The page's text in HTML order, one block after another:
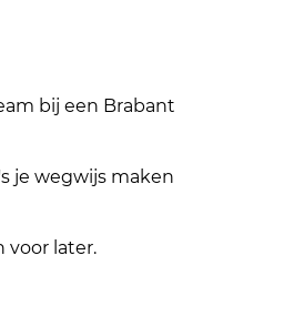
bij een Brabant
je wegwijs maken
voor later.